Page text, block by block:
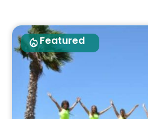
Featured